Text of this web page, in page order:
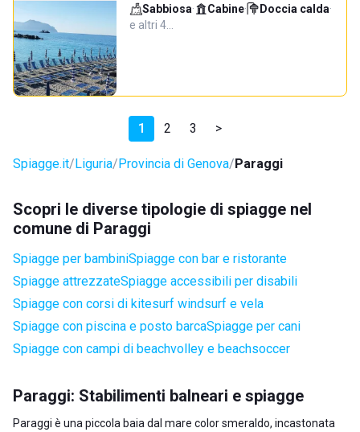
Sabbiosa· Cabine· Doccia calda·
e altri 4…
1 2 3 >
Spiagge.it Liguria Provincia di Genova Paraggi
Scopri le diverse tipologie di spiagge nel
comune di Paraggi
Spiagge per bambiniSpiagge con bar e ristorante
Spiagge attrezzateSpiagge accessibili per disabili
Spiagge con corsi di kitesurf windsurf e vela
Spiagge con piscina e posto barcaSpiagge per cani
Spiagge con campi di beachvolley e beachsoccer
Paraggi: Stabilimenti balneari e spiagge
Paraggi è una piccola baia dal mare color smeraldo, incastonata